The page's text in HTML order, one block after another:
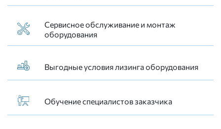
Сервисное обслуживание и монтаж
оборудования
Выгодные условия лизинга оборудования
Обучение специалистов заказчика